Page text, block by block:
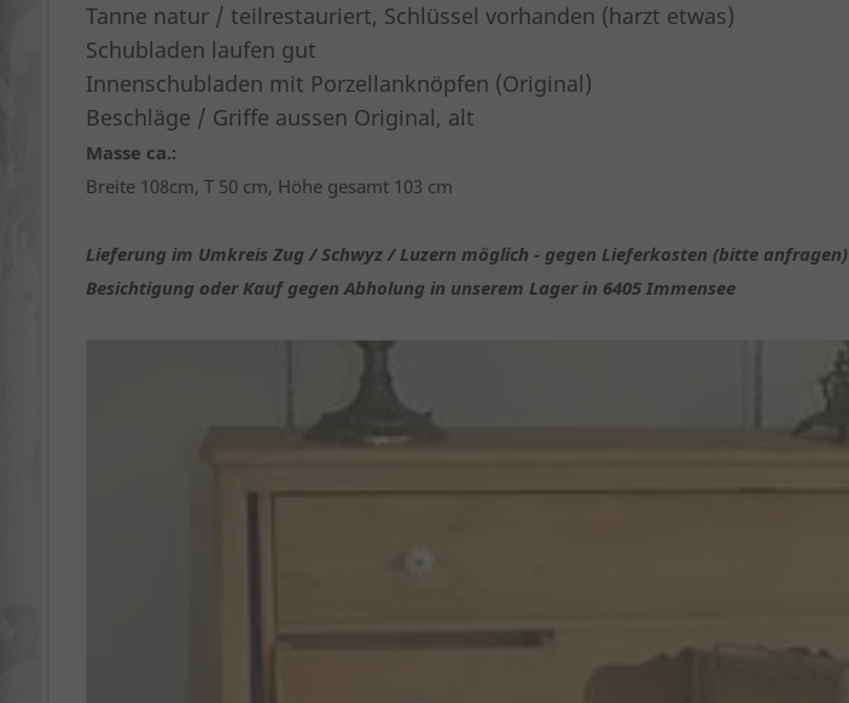
Tanne natur / teilrestauriert, Schlüssel vorhanden (harzt etwas)
Schubladen laufen gut
Innenschubladen mit Porzellanknöpfen (Original)
Beschläge / Griffe aussen Original, alt
Masse ca.:
Breite 108cm, T 50 cm, Höhe gesamt 103 cm
Lieferung im Umkreis Zug / Schwyz / Luzern möglich - gegen Lieferkosten (bitte anfragen)
Besichtigung oder Kauf gegen Abholung in unserem Lager in 6405 Immensee